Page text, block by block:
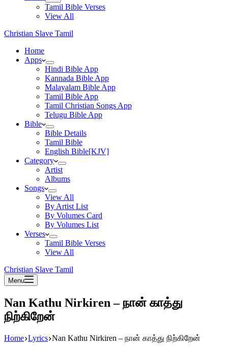
Tamil Bible Verses
View All
Christian Slave Tamil
Home
Apps
Hindi Bible App
Kannada Bible App
Malayalam Bible App
Tamil Bible App
Tamil Christian Songs App
Telugu Bible App
Bible
Bible Details
Tamil Bible
English Bible[KJV]
Category
Artist
Albums
Songs
View All
By Artist List
By Volumes Card
By Volumes List
Verses
Tamil Bible Verses
View All
Christian Slave Tamil
Menu
Nan Kathu Nirkiren – நான் காத்து
நிற்கிறேன்
Home Lyrics Nan Kathu Nirkiren – நான் காத்து நிற்கிறேன்